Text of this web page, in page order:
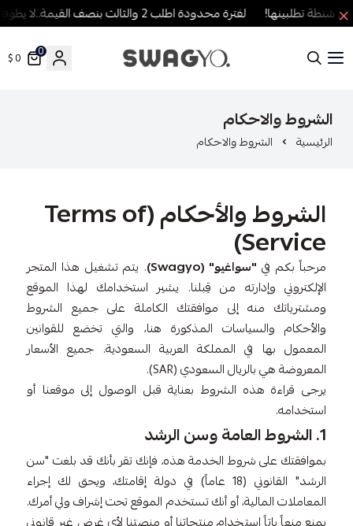
تطلبينها! لفترة محدودة اطلب 2 والثالث بنصف القيمة..لا يطوفك العرض!
SWAGYO FASHION
0 $
الشروط والاحكام
الرئيسية الشروط والاحكام
الشروط والأحكام (Terms of
Service)
مرحباً بكم في"سواغيو" (Swagyo)
. يتم تشغيل هذا المتجر
الإلكتروني وإدارته من قِبلنا. يشير استخدامك لهذا الموقع
ومشترياتك منه إلى موافقتك الكاملة على جميع الشروط
والأحكام والسياسات المذكورة هنا، والتي تخضع للقوانين
المعمول بها في المملكة العربية السعودية. جميع الأسعار
المعروضة هي بالريال السعودي (SAR).
يرجى قراءة هذه الشروط بعناية قبل الوصول إلى موقعنا أو
استخدامه.
بموافقتك على شروط الخدمة هذه، فإنك تقر بأنك قد بلغت "سن
الرشد" القانوني (18 عاماً) في دولة إقامتك، ويحق لك إجراء
المعاملات المالية، أو أنك تستخدم الموقع تحت إشراف ولي أمرك.